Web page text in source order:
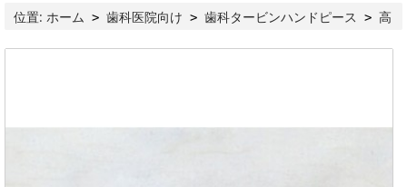
位置: ホーム > 歯科医院向け > 歯科タービンハンドピース > 高